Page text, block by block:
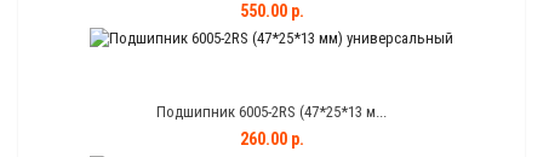
550.00 р.
Подшипник 6005-2RS (47*25*13 м...
260.00 р.